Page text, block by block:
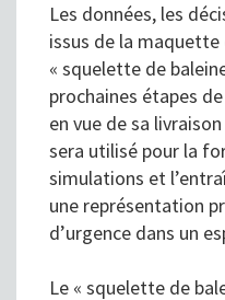
Les données, les
issus de la
« squelette de
prochaines étapes
en vue de sa
sera utilisé pour la
simulations et
une représentation
d’urgence dans un
Le « squelette de